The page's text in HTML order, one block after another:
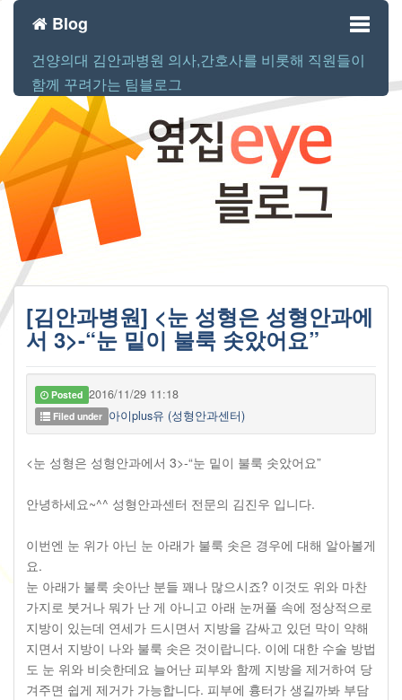
Toggle
Blog
건양의대 김안과병원 의사,간호사를 비롯해 직원들이
함께 꾸려가는 팀블로그
[김안과병원] <눈 성형은 성형안과에
서 3>-“눈 밑이 불룩 솟았어요”
Posted 2016/11/29 11:18
Filed under 아이plus유 (성형안과센터)
<눈 성형은 성형안과에서 3>-“눈 밑이 불룩 솟았어요”
안녕하세요~^^ 성형안과센터 전문의 김진우 입니다.
이번엔 눈 위가 아닌 눈 아래가 불룩 솟은 경우에 대해 알아볼게
요.
눈 아래가 불룩 솟아난 분들 꽤나 많으시죠? 이것도 위와 마찬
가지로 붓거나 뭐가 난 게 아니고 아래 눈꺼풀 속에 정상적으로
지방이 있는데 연세가 드시면서 지방을 감싸고 있던 막이 약해
지면서 지방이 나와 불룩 솟은 것이랍니다. 이에 대한 수술 방법
도 눈 위와 비슷한데요 늘어난 피부와 함께 지방을 제거하여 당
겨주면 쉽게 제거가 가능합니다. 피부에 흉터가 생길까봐 부담